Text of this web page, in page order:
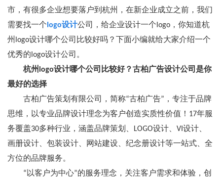
市，有很多企业想要落户到杭州，在新企业成立之前，我们
需要找一个 logo设计公司，给企业设计一个logo，你知道杭
州logo设计哪个公司比较好吗？下面小编就给大家介绍一个
优秀的logo设计公司。
杭州logo设计哪个公司比较好？古柏广告设计公司是你
最好的选择
古柏广告策划有限公司，简称“古柏广告”，专注于品牌
思维，以专业品牌设计理念为客户创造实质性价值！17年服
务覆盖30多种行业，涵盖品牌策划、LOGO设计、VI设计、
画册设计、包装设计、网站建设、纪念册设计等一站式、全
方位的品牌服务。
“以客户为中心”的服务理念，关注客户需求和体验，创